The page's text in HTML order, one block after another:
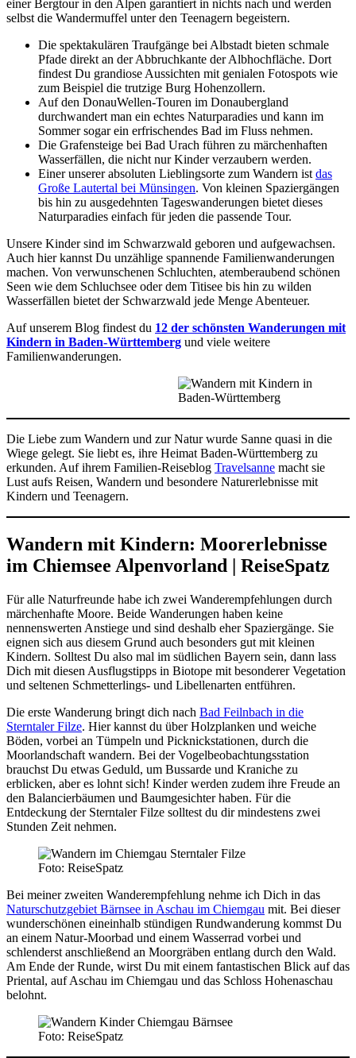
einer Bergtour in den Alpen garantiert in nichts nach und werden
selbst die Wandermuffel unter den Teenagern begeistern.
Die spektakulären Traufgänge bei Albstadt bieten schmale
Pfade direkt an der Abbruchkante der Albhochfläche. Dort
findest Du grandiose Aussichten mit genialen Fotospots wie
zum Beispiel die trutzige Burg Hohenzollern.
Auf den DonauWellen-Touren im Donaubergland
durchwandert man ein echtes Naturparadies und kann im
Sommer sogar ein erfrischendes Bad im Fluss nehmen.
Die Grafensteige bei Bad Urach führen zu märchenhaften
Wasserfällen, die nicht nur Kinder verzaubern werden.
Einer unserer absoluten Lieblingsorte zum Wandern istdas
Große Lautertal bei Münsingen. Von kleinen Spaziergängen
bis hin zu ausgedehnten Tageswanderungen bietet dieses
Naturparadies einfach für jeden die passende Tour.
Unsere Kinder sind im Schwarzwald geboren und aufgewachsen.
Auch hier kannst Du unzählige spannende Familienwanderungen
machen. Von verwunschenen Schluchten, atemberaubend schönen
Seen wie dem Schluchsee oder dem Titisee bis hin zu wilden
Wasserfällen bietet der Schwarzwald jede Menge Abenteuer.
Auf unserem Blog findest du 12 der schönsten Wanderungen mit
Kindern in Baden-Württemberg und viele weitere
Familienwanderungen.
Die Liebe zum Wandern und zur Natur wurde Sanne quasi in die
Wiege gelegt. Sie liebt es, ihre Heimat Baden-Württemberg zu
erkunden. Auf ihrem Familien-Reiseblog Travelsanne macht sie
Lust aufs Reisen, Wandern und besondere Naturerlebnisse mit
Kindern und Teenagern.
Wandern mit Kindern: Moorerlebnisse
im Chiemsee Alpenvorland | ReiseSpatz
Für alle Naturfreunde habe ich zwei Wanderempfehlungen durch
märchenhafte Moore. Beide Wanderungen haben keine
nennenswerten Anstiege und sind deshalb eher Spaziergänge. Sie
eignen sich aus diesem Grund auch besonders gut mit kleinen
Kindern. Solltest Du also mal im südlichen Bayern sein, dann lass
Dich mit diesen Ausflugstipps in Biotope mit besonderer Vegetation
und seltenen Schmetterlings- und Libellenarten entführen.
Die erste Wanderung bringt dich nach Bad Feilnbach in die
Sterntaler Filze. Hier kannst du über Holzplanken und weiche
Böden, vorbei an Tümpeln und Picknickstationen, durch die
Moorlandschaft wandern. Bei der Vogelbeobachtungsstation
brauchst Du etwas Geduld, um Bussarde und Kraniche zu
erblicken, aber es lohnt sich! Kinder werden zudem ihre Freude an
den Balancierbäumen und Baumgesichter haben. Für die
Entdeckung der Sterntaler Filze solltest du dir mindestens zwei
Stunden Zeit nehmen.
Foto: ReiseSpatz
Bei meiner zweiten Wanderempfehlung nehme ich Dich in das
Naturschutzgebiet Bärnsee in Aschau im Chiemgau mit. Bei dieser
wunderschönen eineinhalb stündigen Rundwanderung kommst Du
an einem Natur-Moorbad und einem Wasserrad vorbei und
schlenderst anschließend an Moorgräben entlang durch den Wald.
Am Ende der Runde, wirst Du mit einem fantastischen Blick auf das
Priental, auf Aschau im Chiemgau und das Schloss Hohenaschau
belohnt.
Foto: ReiseSpatz